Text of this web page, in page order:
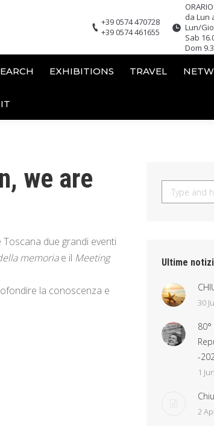
+39 0574 470728
+39 0574 461655
da Lun
Lun/
Sab
Dom
EXHIBITIONS TRAVEL
IT
we are
due grandi eventi
memoriae il Meeting
la conoscenza e
Search:
Ultime
30
-
1
2